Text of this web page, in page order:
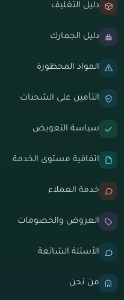
دليل التغليف
دليل الجمارك
المواد المحظورة
التأمين على الشحنات
سياسة التعويض
اتفاقية مستوى الخدمة
خدمة العملاء
العروض والخصومات
الأسئلة الشائعة
من نحن